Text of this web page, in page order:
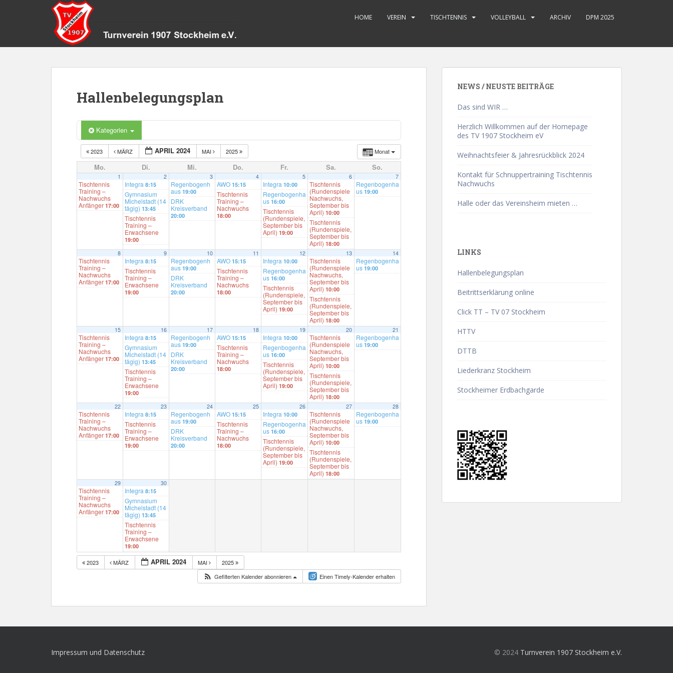
HOME VEREIN TISCHTENNIS VOLLEYBALL ARCHIV DPM 2025
Hallenbelegungsplan
Kategorien
Monat
2023 MÄRZ APRIL 2024 MAI 2025
Mo. Di. Mi. Do. Fr. Sa. So.
1
Tischtennis
Training –
Nachwuchs
Anfänger 17:00
2
Integra 8:15
Gymnasium
Michelstadt (14
tägig) 13:45
Tischtennis
Training –
Erwachsene
19:00
3
Regenbogenh
aus19:00
DRK
Kreisverband
20:00
4
AWO 15:15
Tischtennis
Training –
Nachwuchs
18:00
5
Integra 10:00
Regenbogenha
us 16:00
Tischtennis
(Rundenspiele,
September bis
April) 19:00
6
Tischtennis
(Rundenspiele
Nachwuchs,
September bis
April) 10:00
Tischtennis
(Rundenspiele,
September bis
April) 18:00
7
Regenbogenha
us 19:00
8
Tischtennis
Training –
Nachwuchs
Anfänger 17:00
9
Integra 8:15
Tischtennis
Training –
Erwachsene
19:00
10
Regenbogenh
aus19:00
DRK
Kreisverband
20:00
11
AWO 15:15
Tischtennis
Training –
Nachwuchs
18:00
12
Integra 10:00
Regenbogenha
us 16:00
Tischtennis
(Rundenspiele,
September bis
April) 19:00
13
Tischtennis
(Rundenspiele
Nachwuchs,
September bis
April) 10:00
Tischtennis
(Rundenspiele,
September bis
April) 18:00
14
Regenbogenha
us 19:00
15
Tischtennis
Training –
Nachwuchs
Anfänger 17:00
16
Integra 8:15
Gymnasium
Michelstadt (14
tägig) 13:45
Tischtennis
Training –
Erwachsene
19:00
17
Regenbogenh
aus19:00
DRK
Kreisverband
20:00
18
AWO 15:15
Tischtennis
Training –
Nachwuchs
18:00
19
Integra 10:00
Regenbogenha
us 16:00
Tischtennis
(Rundenspiele,
September bis
April) 19:00
20
Tischtennis
(Rundenspiele
Nachwuchs,
September bis
April) 10:00
Tischtennis
(Rundenspiele,
September bis
April) 18:00
21
Regenbogenha
us 19:00
22
Tischtennis
Training –
Nachwuchs
Anfänger 17:00
23
Integra 8:15
Tischtennis
Training –
Erwachsene
19:00
24
Regenbogenh
aus19:00
DRK
Kreisverband
20:00
25
AWO 15:15
Tischtennis
Training –
Nachwuchs
18:00
26
Integra 10:00
Regenbogenha
us 16:00
Tischtennis
(Rundenspiele,
September bis
April) 19:00
27
Tischtennis
(Rundenspiele
Nachwuchs,
September bis
April) 10:00
Tischtennis
(Rundenspiele,
September bis
April) 18:00
28
Regenbogenha
us 19:00
29
Tischtennis
Training –
Nachwuchs
Anfänger 17:00
30
Integra 8:15
Gymnasium
Michelstadt (14
tägig) 13:45
Tischtennis
Training –
Erwachsene
19:00
2023 MÄRZ APRIL 2024 MAI
2025
Gefilterten Kalender abonnieren
Einen Timely-Kalender erhalten
NEWS / NEUSTE BEITRÄGE
Das sind WIR …
Herzlich Willkommen auf der Homepage
des TV 1907 Stockheim eV
Weihnachtsfeier & Jahresrückblick 2024
Kontakt für Schnuppertraining Tischtennis
Nachwuchs
Halle oder das Vereinsheim mieten …
LINKS
Hallenbelegungsplan
Beitrittserklärung online
Click TT – TV 07 Stockheim
HTTV
DTTB
Liederkranz Stockheim
Stockheimer Erdbachgarde
Impressum und Datenschutz © 2024 Turnverein 1907 Stockheim e.V.